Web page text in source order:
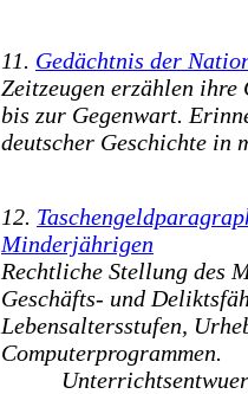
11. Gedächtnis der
Zeitzeugen erzählen ihre
bis zur Gegenwart.
deutscher Geschichte in
12.
Minderjährigen
Rechtliche Stellung des
Geschäfts- und
Lebensaltersstufen,
Computerprogrammen.